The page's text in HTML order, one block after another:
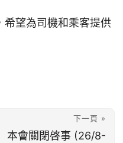
希望為司機和乘客提供
下一頁 »
本會關閉啓事 (26/8-